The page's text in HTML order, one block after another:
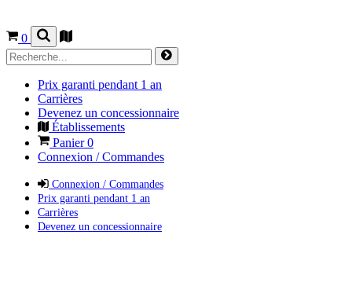
0
Prix garanti pendant 1 an
Carrières
Devenez un concessionnaire
Établissements
Panier0
Connexion / Commandes
Connexion / Commandes
Prix garanti pendant 1 an
Carrières
Devenez un concessionnaire